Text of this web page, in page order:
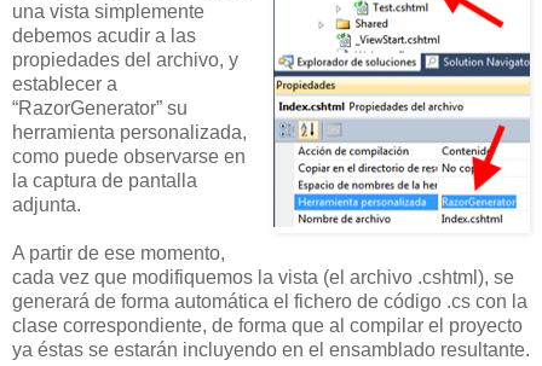
una vista simplemente
debemos acudir a las
propiedades del archivo, y
establecer a
“RazorGenerator” su
herramienta personalizada,
como puede observarse en
la captura de pantalla
adjunta.
A partir de ese momento,
cada vez que modifiquemos la vista (el archivo .cshtml), se
generará de forma automática el fichero de código .cs con la
clase correspondiente, de forma que al compilar el proyecto
ya éstas se estarán incluyendo en el ensamblado resultante.